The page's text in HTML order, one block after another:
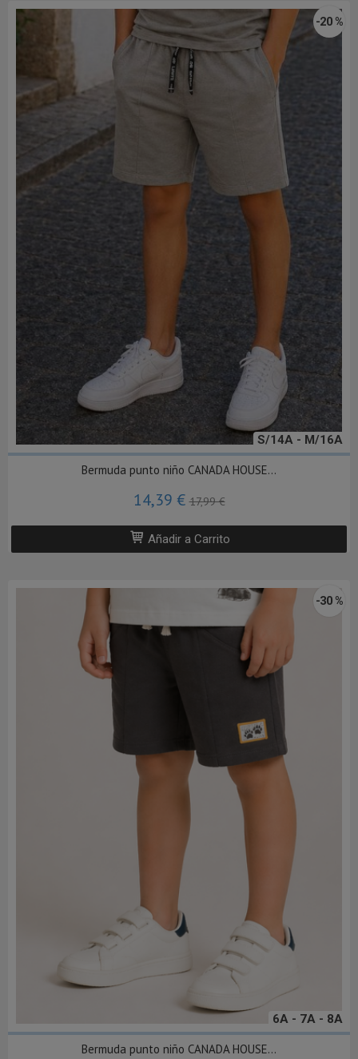
S/14A - M/16A
-20 %
Bermuda punto niño CANADA HOUSE...
14,39 €17,99 €
Añadir a Carrito
6A - 7A - 8A
-30 %
Bermuda punto niño CANADA HOUSE...